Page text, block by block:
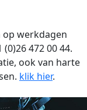
werkdagen
472 00 44.
ook van harte
klik hier.